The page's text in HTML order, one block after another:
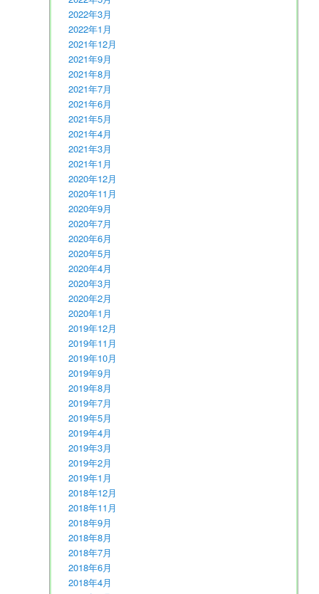
2022年3月
2022年1月
2021年12月
2021年9月
2021年8月
2021年7月
2021年6月
2021年5月
2021年4月
2021年3月
2021年1月
2020年12月
2020年11月
2020年9月
2020年7月
2020年6月
2020年5月
2020年4月
2020年3月
2020年2月
2020年1月
2019年12月
2019年11月
2019年10月
2019年9月
2019年8月
2019年7月
2019年5月
2019年4月
2019年3月
2019年2月
2019年1月
2018年12月
2018年11月
2018年9月
2018年8月
2018年7月
2018年6月
2018年4月